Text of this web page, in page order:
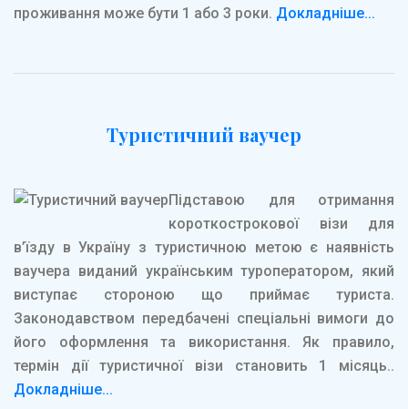
проживання може бути 1 або 3 роки. Докладніше...
Туристичний ваучер
Підставою для отримання
короткострокової візи для
в’їзду в Україну з туристичною метою є наявність
ваучера виданий українським туроператором, який
виступає стороною що приймає туриста.
Законодавством передбачені спеціальні вимоги до
його оформлення та використання. Як правило,
термін дії туристичної візи становить 1 місяць..
Докладніше...